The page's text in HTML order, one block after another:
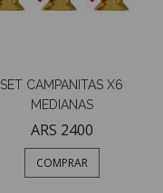
SET CAMPANITAS X6
MEDIANAS
ARS 2400
COMPRAR